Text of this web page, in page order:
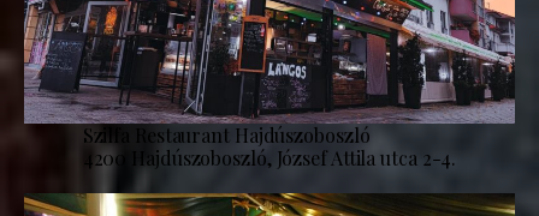
Szilfa Restaurant Hajdúszoboszló
4200 Hajdúszoboszló, József Attila utca 2-4.